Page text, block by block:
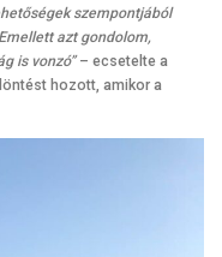
szempontjából
azt gondolom,
is vonzó”– ecsetelte a
hozott, amikor a